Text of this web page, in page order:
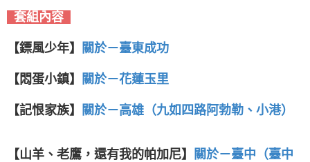
套組內容
【鏢風少年】 關於－臺東成功
【悶蛋小鎮】 關於－花蓮玉里
【記恨家族】 關於－高雄（九如四路阿勃勒、小港）
【山羊、老鷹，還有我的帕加尼】 關於－臺中（臺中